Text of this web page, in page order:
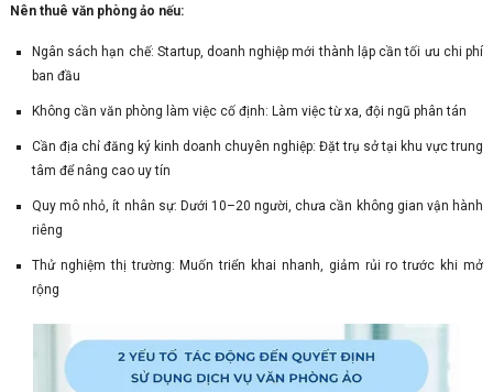
Nên thuê văn phòng ảo nếu:
Ngân sách hạn chế: Startup, doanh nghiệp mới thành lập cần tối ưu chi phí
ban đầu
Không cần văn phòng làm việc cố định: Làm việc từ xa, đội ngũ phân tán
Cần địa chỉ đăng ký kinh doanh chuyên nghiệp: Đặt trụ sở tại khu vực trung
tâm để nâng cao uy tín
Quy mô nhỏ, ít nhân sự: Dưới 10–20 người, chưa cần không gian vận hành
riêng
Thử nghiệm thị trường: Muốn triển khai nhanh, giảm rủi ro trước khi mở
rộng